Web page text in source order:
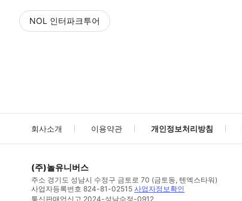
NOL 인터파크투어
회사소개 이용약관 개인정보처리방침
(주)놀유니버스
주소 경기도 성남시 수정구 금토로 70 (금토동, 텐엑스타워)
사업자등록번호 824-81-02515 사업자정보확인
통신판매업신고 2024-성남수정-0912